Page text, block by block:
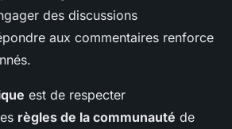
des discussions
aux commentaires renforce
est de respecter
règles de la communauté de